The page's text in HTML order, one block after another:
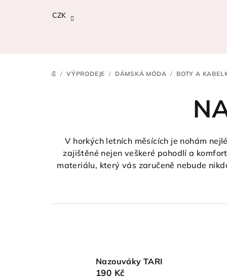
CZK
DOMŮ
/ VÝPRODEJE / DÁMSKÁ MÓDA / BOTY A
V horkých letních měsících je nohám
zajištěné nejen veškeré pohodlí a
materiálu, který vás zaručeně nebude
Nazouváky TARI
190 Kč